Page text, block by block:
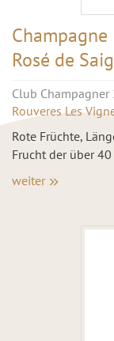
Rosé de
Club Champagner
Rouveres Les
Rote Früchte,
Frucht der über
weiter